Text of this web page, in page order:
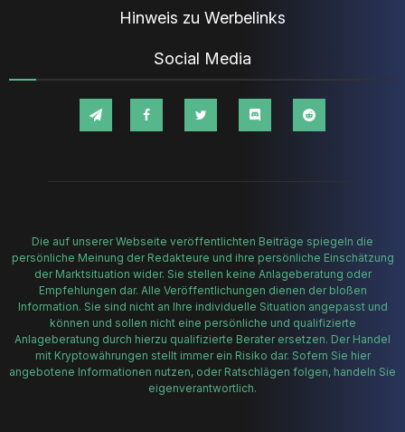
Hinweis zu Werbelinks
Social Media
Die auf unserer Webseite veröffentlichten Beiträge spiegeln die
persönliche Meinung der Redakteure und ihre persönliche Einschätzung
der Marktsituation wider. Sie stellen keine Anlageberatung oder
Empfehlungen dar. Alle Veröffentlichungen dienen der bloßen
Information. Sie sind nicht an Ihre individuelle Situation angepasst und
können und sollen nicht eine persönliche und qualifizierte
Anlageberatung durch hierzu qualifizierte Berater ersetzen. Der Handel
mit Kryptowährungen stellt immer ein Risiko dar. Sofern Sie hier
angebotene Informationen nutzen, oder Ratschlägen folgen, handeln Sie
eigenverantwortlich.